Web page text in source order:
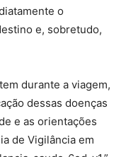
o
e, sobretudo,
durante a viagem,
dessas doenças
e as orientações
de Vigilância em